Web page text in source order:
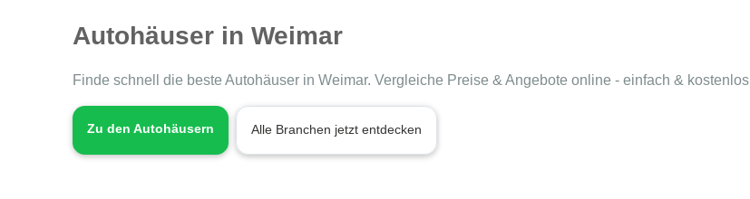
Autohäuser in Weimar
Finde schnell die beste Autohäuser in Weimar. Vergleiche Preise & Angebote online - einfach & kostenlos
Zu den Autohäusern Alle Branchen jetzt entdecken